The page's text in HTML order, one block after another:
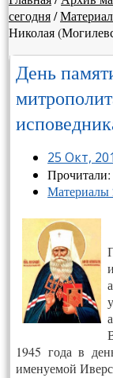
сегодня/
Николая
День
25 Окт,
Прочитали:
Материалы
1945 года в
именуемой